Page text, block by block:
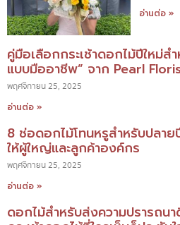
อ่านต่อ »
คู่มือเลือกกระเช้าดอกไม้ปีใหม่
แบบมืออาชีพ” จาก Pearl
พฤศจิกายน 25, 2025
อ่านต่อ »
8 ช่อดอกไม้โทนหรูสำหรับปลา
ให้ผู้ใหญ่และลูกค้าองค์กร
พฤศจิกายน 25, 2025
อ่านต่อ »
ดอกไม้สำหรับส่งความปรารถน